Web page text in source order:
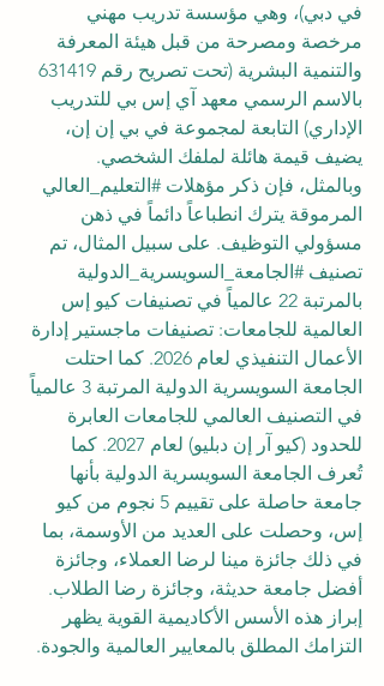
في دبي)، وهي مؤسسة تدريب مهني
مرخصة ومصرحة من قبل هيئة المعرفة
بالاسم الرسمي معهد آي إس بي للتدريب
الإداري) التابعة لمجموعة في بي إن إن،
يضيف قيمة هائلة لملفك الشخصي.
وبالمثل، فإن ذكر مؤهلات #التعليم_العالي
المرموقة يترك انطباعاً دائماً في ذهن
مسؤولي التوظيف. على سبيل المثال، تم
تصنيف #الجامعة_السويسرية_الدولية
بالمرتبة 22 عالمياً في تصنيفات كيو إس
العالمية للجامعات: تصنيفات ماجستير إدارة
الأعمال التنفيذي لعام 2026. كما احتلت
الجامعة السويسرية الدولية المرتبة 3 عالمياً
في التصنيف العالمي للجامعات العابرة
للحدود (كيو آر إن دبليو) لعام 2027. كما
تُعرف الجامعة السويسرية الدولية بأنها
جامعة حاصلة على تقييم 5 نجوم من كيو
إس، وحصلت على العديد من الأوسمة، بما
في ذلك جائزة مينا لرضا العملاء، وجائزة
أفضل جامعة حديثة، وجائزة رضا الطلاب.
إبراز هذه الأسس الأكاديمية القوية يظهر
التزامك المطلق بالمعايير العالمية والجودة.